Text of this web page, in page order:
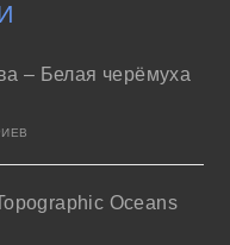
– Белая черёмуха
Oceans